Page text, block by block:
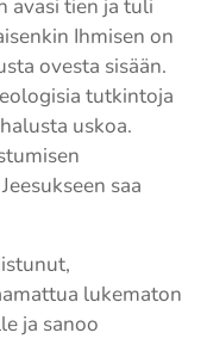
avasi tien ja tuli
Ihmisen on
ovesta sisään.
tutkintoja
uskoa.
saa
lukematon
ja sanoo